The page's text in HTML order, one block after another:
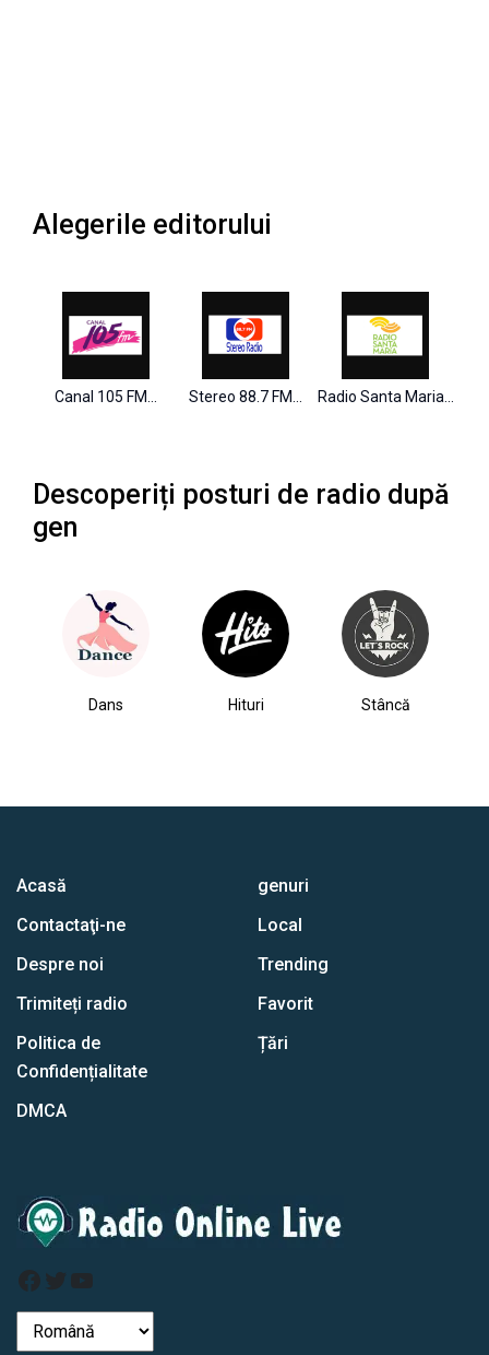
Alegerile editorului
Canal 105 FM… Stereo 88.7 FM… Radio Santa Maria…
Descoperiți posturi de radio după
gen
Dans Hituri Stâncă
Acasă
Contactaţi-ne
Despre noi
Trimiteți radio
Politica de
Confidențialitate
DMCA
genuri
Local
Trending
Favorit
Țări
Facebook
Stare de nervozitate
YouTube